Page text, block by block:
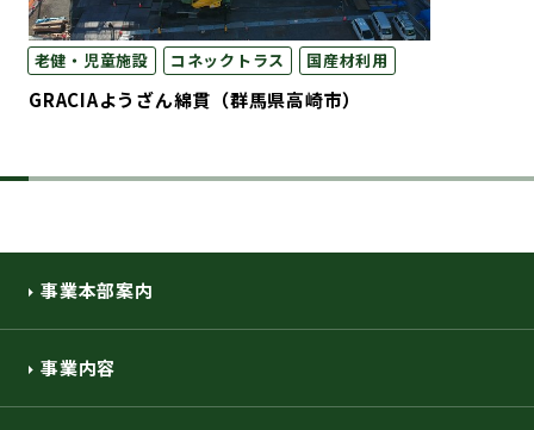
老健・児童施設 コネックトラス 国産材利用
GRACIAようざん綿貫（群馬県高崎市）
事業本部案内
事業内容